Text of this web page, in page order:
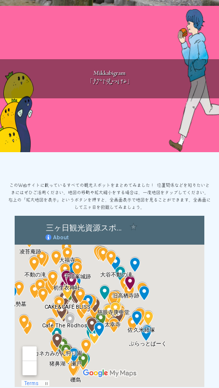
Mikkabigram
「タグで見つける」
このWebサイトに載っているすべての観光スポットをまとめてみました！ 位置関係などを知りたいと
きにはぜひご活用ください。地図の移動や拡大縮小をする場合は、一度地図をタップしてください。
右上の「拡大地図を表示」というボタンを押すと、全画面表示で地図を見ることができます。全画面に
して三ヶ日を俯瞰してみましょう。